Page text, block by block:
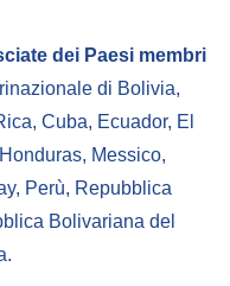
dei Paesi membri
di Bolivia,
Cuba, Ecuador, El
Messico,
Perù, Repubblica
Bolivariana del